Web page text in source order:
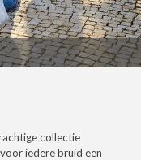
collectie
iedere bruid een